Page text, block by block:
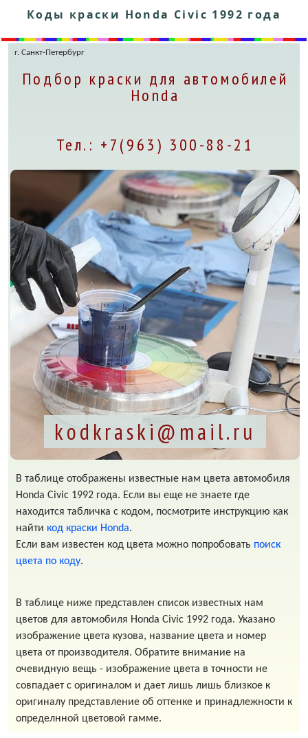
Коды краски Honda Civic 1992 года
г. Санкт-Петербург
Подбор краски для автомобилей
Honda
Тел.: +7(963) 300-88-21
kodkraski@mail.ru
В таблице отображены известные нам цвета автомобиля
Honda Civic 1992 года. Если вы еще не знаете где
находится табличка с кодом, посмотрите инструкцию как
найти код краски Honda.
Если вам известен код цвета можно попробовать поиск
цвета по коду.
В таблице ниже представлен список известных нам
цветов для автомобиля Honda Civic 1992 года. Указано
изображение цвета кузова, название цвета и номер
цвета от производителя. Обратите внимание на
очевидную вещь - изображение цвета в точности не
совпадает с оригиналом и дает лишь лишь близкое к
оригиналу представление об оттенке и принадлежности к
определнной цветовой гамме.